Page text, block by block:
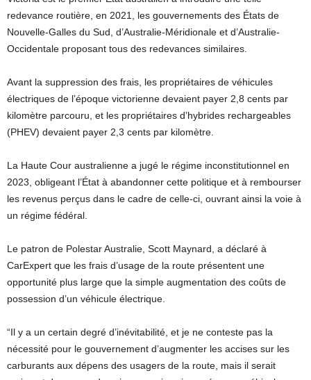
redevance routière, en 2021, les gouvernements des États de
Nouvelle-Galles du Sud, d’Australie-Méridionale et d’Australie-
Occidentale proposant tous des redevances similaires.
Avant la suppression des frais, les propriétaires de véhicules
électriques de l’époque victorienne devaient payer 2,8 cents par
kilomètre parcouru, et les propriétaires d’hybrides rechargeables
(PHEV) devaient payer 2,3 cents par kilomètre.
La Haute Cour australienne a jugé le régime inconstitutionnel en
2023, obligeant l’État à abandonner cette politique et à rembourser
les revenus perçus dans le cadre de celle-ci, ouvrant ainsi la voie à
un régime fédéral.
Le patron de Polestar Australie, Scott Maynard, a déclaré à
CarExpert que les frais d’usage de la route présentent une
opportunité plus large que la simple augmentation des coûts de
possession d’un véhicule électrique.
“Il y a un certain degré d’inévitabilité, et je ne conteste pas la
nécessité pour le gouvernement d’augmenter les accises sur les
carburants aux dépens des usagers de la route, mais il serait